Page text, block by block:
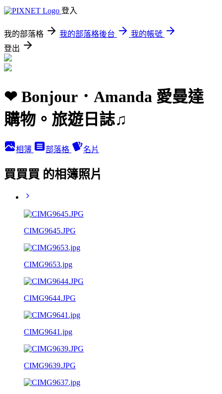
登入
我的部落格 我的部落格後台
我的帳號
登出
❤ Bonjour．Amanda 愛曼達
購物。旅遊日誌♫
相簿 部落格 名片
買買買 的相簿照片
CIMG9645.JPG
CIMG9653.jpg
CIMG9644.JPG
CIMG9641.jpg
CIMG9639.JPG